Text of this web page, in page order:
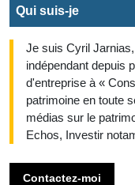
Qui suis-je
Je suis Cyril
indépendant depuis
d'entreprise à «
patrimoine en toute
médias sur le
Echos, Investir
Contactez-moi